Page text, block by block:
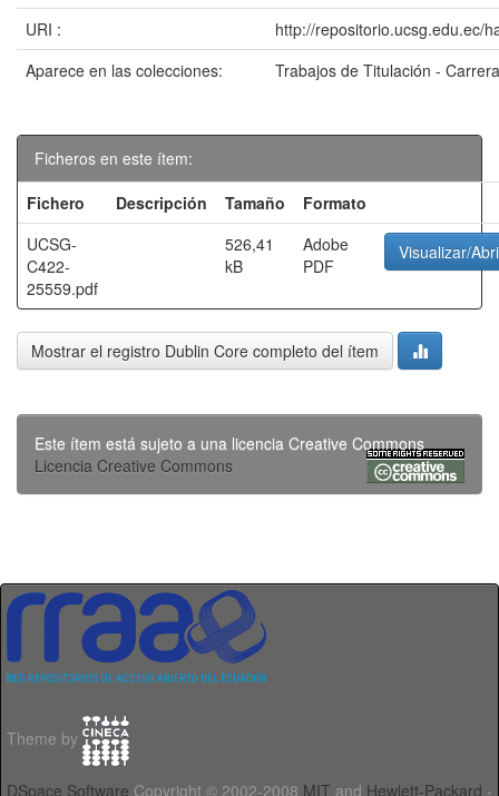
URI :
http://repositorio.ucsg.edu.ec/
Aparece en las colecciones:
Trabajos de Titulación -
Ficheros en este ítem:
Fichero
Descripción Tamaño
Formato
UCSG-
C422-
25559.pdf
526,41
kB
Adobe
PDF
Visualizar/
Mostrar el registro Dublin Core completo del ítem
Este ítem está sujeto a una licencia Creative Commons
Licencia Creative Commons
Theme by
DSpace Software Copyright © 2002-2008 MIT and Hewlett-Packard -